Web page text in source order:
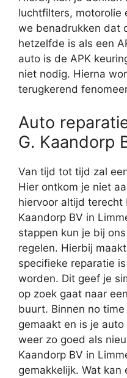
luchtfilters, motorolie
we benadrukken dat
hetzelfde is als een
auto is de APK
niet nodig. Hierna
terugkerend
Auto
G. Kaandorp
Van tijd tot tijd zal
Hier ontkom je niet
hiervoor altijd terecht
Kaandorp BV in
stappen kun je bij
regelen. Hierbij
specifieke reparatie
worden. Dit geef je
op zoek gaat naar een
buurt. Binnen no
gemaakt en is je
weer zo goed als
Kaandorp BV in
gemakkelijk. Wat kan